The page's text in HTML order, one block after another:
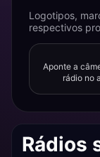
Logotipos,
respectivos
Aponte a
rádio no
Rádios